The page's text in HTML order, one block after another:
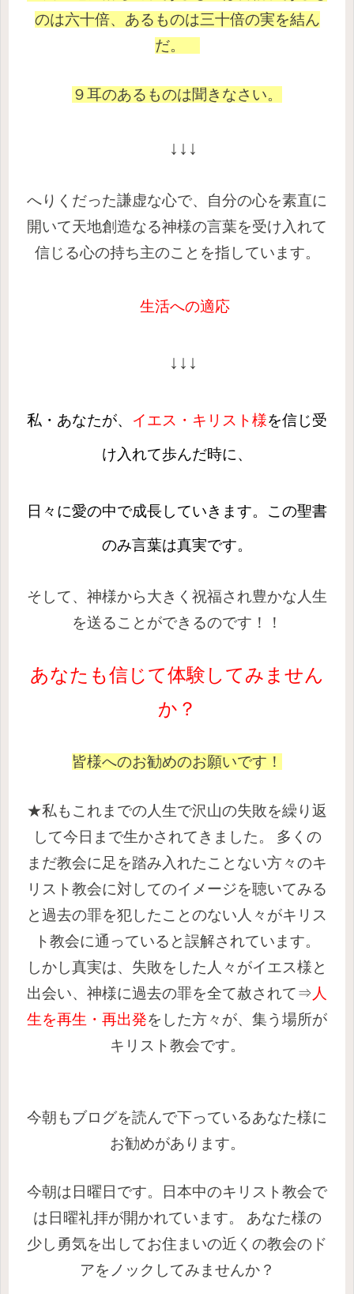
のは六十倍、あるものは三十倍の実を結ん
だ。
９耳のあるものは聞きなさい。
↓↓↓
へりくだった謙虚な心で、 自分の心を素直に
開いて天地創造なる神様の言葉を受け入れて
信じる心の持ち主のことを指しています。
生活への適応
↓↓↓
私・あなたが、 イエス・キリスト様を信じ受
け入れて歩んだ時に、
日々に愛の中で成長していきます。 この聖書
のみ言葉は真実です。
そして、 神様から大きく祝福され豊かな人生
を送ることができるのです！！
あなたも信じて体験してみません
か？
皆様へのお勧めのお願いです！
★私もこれまでの人生で沢山の失敗を繰り返
して今日まで生かされてきました。
多くの
まだ教会に足を踏み入れたことない方々のキ
リスト教会に対してのイメージを聴いてみる
と過去の罪を犯したことのない人々がキリス
ト教会に通っていると誤解されています。
しかし真実は、失敗をした人々がイエス様と
出会い、神様に過去の罪を全て赦されて⇒ 人
生を再生・再出発をした方々が、集う場所が
キリスト教会です。
今朝もブログを読んで下っているあなた様に
お勧めがあります。
今朝は日曜日です。日本中のキリスト教会で
は日曜礼拝が開かれています。
あなた様の
少し勇気を出してお住まいの近くの教会のド
アをノックしてみませんか？